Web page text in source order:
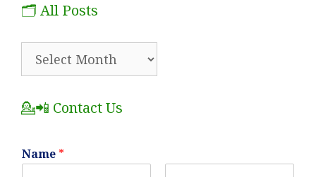
🗂️ All Posts
💁📲 Contact Us
Name *